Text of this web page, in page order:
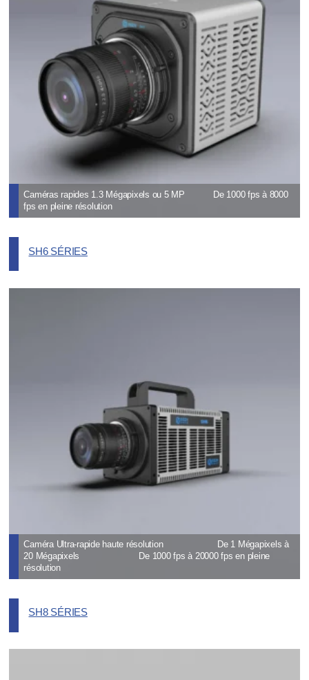
Caméras rapides 1.3 Mégapixels ou 5 MP De 1000 fps à 8000
fps en pleine résolution
SH6 SÉRIES
Caméra Ultra-rapide haute résolution De 1 Mégapixels à
20 Mégapixels De 1000 fps à 20000 fps en pleine
résolution
SH8 SÉRIES